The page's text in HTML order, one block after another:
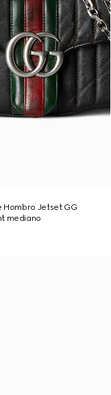
Hombro Jetset GG
mediano